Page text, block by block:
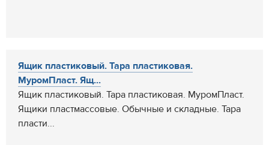
Ящик пластиковый. Тара пластиковая.
МуромПласт. Ящ...
Ящик пластиковый. Тара пластиковая. МуромПласт.
Ящики пластмассовые. Обычные и складные. Тара
пласти...